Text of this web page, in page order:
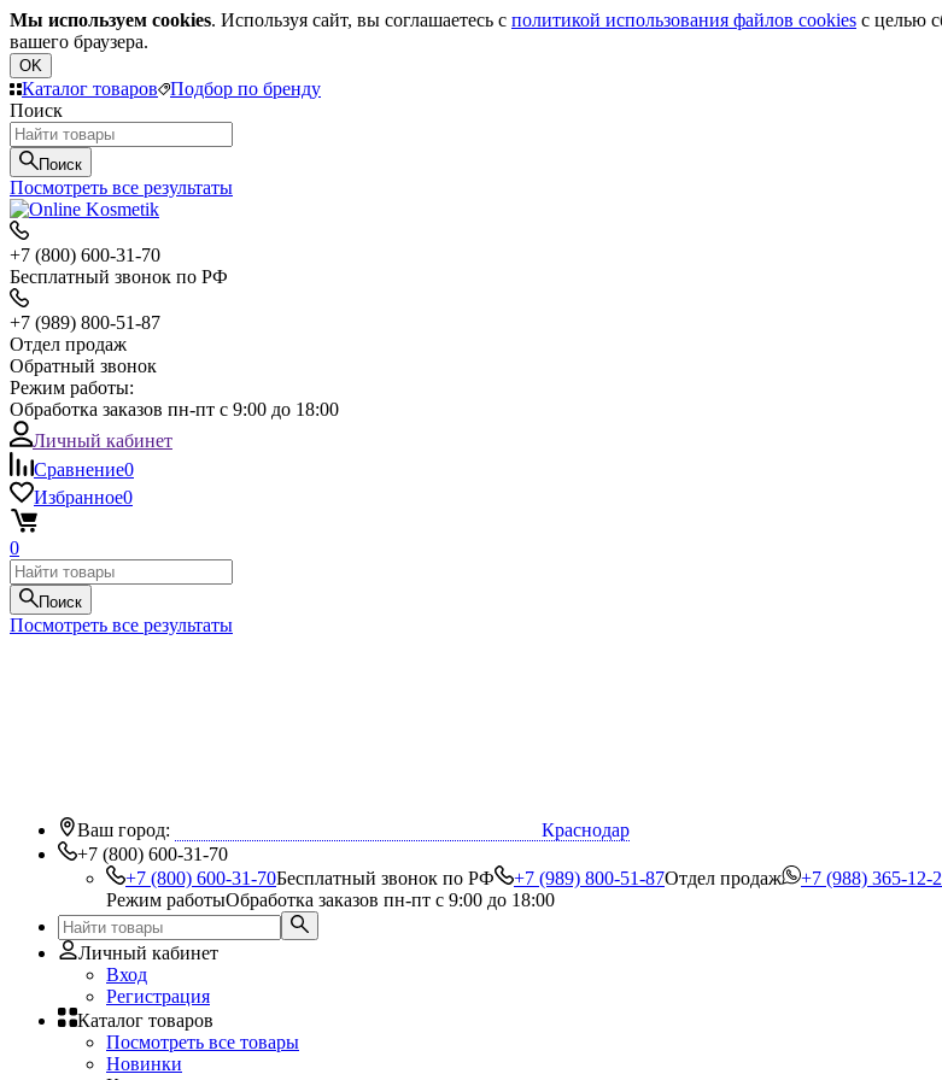
Мы используем cookies. Используя сайт, вы соглашаетесь с политикой использования файлов cookies с целью
вашего браузера.
OK
Каталог товаров
Подбор по бренду
Поиск
Поиск
Посмотреть все результаты
+7 (800) 600-31-70
Бесплатный звонок по РФ
+7 (989) 800-51-87
Отдел продаж
Обратный звонок
Режим работы:
Обработка заказов пн-пт с 9:00 до 18:00
Личный кабинет
Сравнение0
Избранное0
0
Поиск
Посмотреть все результаты
Ваш город:
Краснодар
+7 (800) 600-31-70
+7 (800) 600-31-70Бесплатный звонок по РФ +7 (989) 800-51-87Отдел продаж +7 (988) 365-12-
Режим работыОбработка заказов пн-пт с 9:00 до 18:00
Личный кабинет
Вход
Регистрация
Каталог товаров
Посмотреть все товары
Новинки